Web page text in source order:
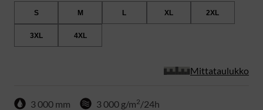
S M L XL 2XL
3XL 4XL
Mittataulukko
3 000 mm 3 000 g/m2/24h